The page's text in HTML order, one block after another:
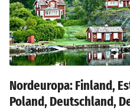
Nordeuropa: Finland,
Poland, Deutschland,